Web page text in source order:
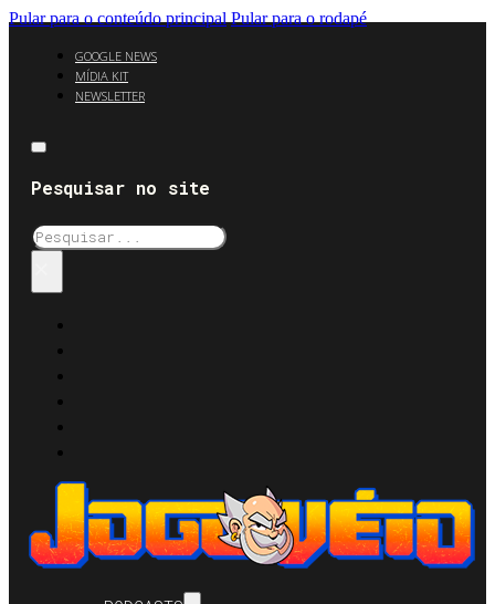
Pular para o conteúdo principal Pular para o rodapé
GOOGLE NEWS
MÍDIA KIT
NEWSLETTER
Pesquisar no site
Pesquisar